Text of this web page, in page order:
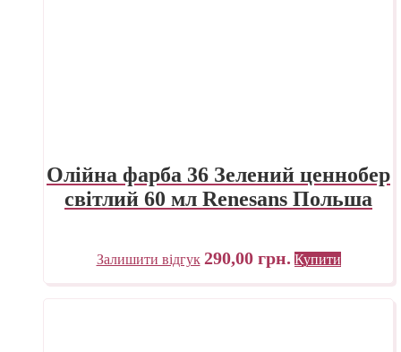
Олійна фарба 36 Зелений ценнобер
світлий 60 мл Renesans Польша
Залишити відгук 290,00 грн. Купити